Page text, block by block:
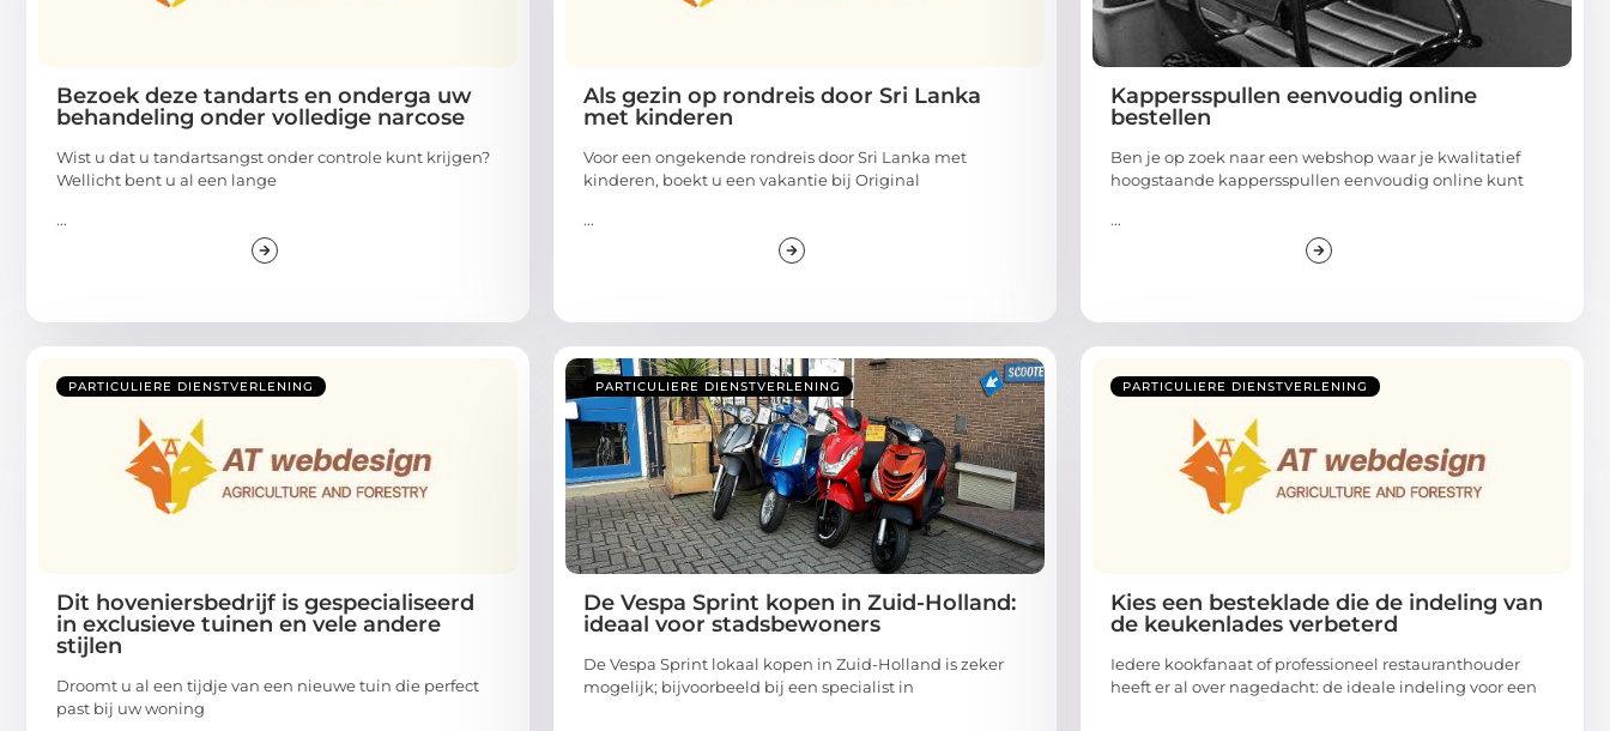
Bezoek deze tandarts en onderga uw
behandeling onder volledige narcose
Wist u dat u tandartsangst onder controle kunt krijgen?
Wellicht bent u al een lange
...
Als gezin op rondreis door Sri Lanka
met kinderen
Voor een ongekende rondreis door Sri Lanka met
kinderen, boekt u een vakantie bij Original
...
Kappersspullen eenvoudig online
bestellen
Ben je op zoek naar een webshop waar je kwalitatief
hoogstaande kappersspullen eenvoudig online kunt
...
PARTICULIERE DIENSTVERLENING
Dit hoveniersbedrijf is gespecialiseerd
in exclusieve tuinen en vele andere
stijlen
Droomt u al een tijdje van een nieuwe tuin die perfect
past bij uw woning
PARTICULIERE DIENSTVERLENING
De Vespa Sprint kopen in Zuid-Holland:
ideaal voor stadsbewoners
De Vespa Sprint lokaal kopen in Zuid-Holland is zeker
mogelijk; bijvoorbeeld bij een specialist in
PARTICULIERE DIENSTVERLENING
Kies een besteklade die de indeling van
de keukenlades verbeterd
Iedere kookfanaat of professioneel restauranthouder
heeft er al over nagedacht: de ideale indeling voor een